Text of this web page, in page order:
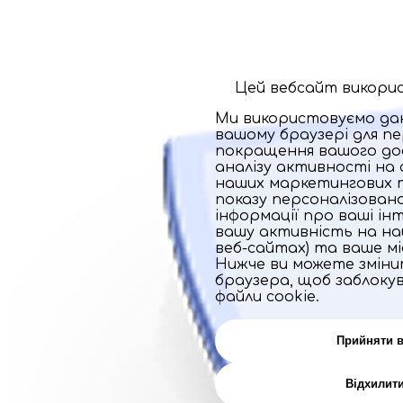
Цей вебсайт
Ми використовуємо
вашому браузері для
покращення вашого
аналізу активності на
наших маркетингових
показу
інформації про ваші
вашу активність на
веб-сайтах) та ваше
Нижче ви можете
браузера, щоб
файли cookie.
Прийняти